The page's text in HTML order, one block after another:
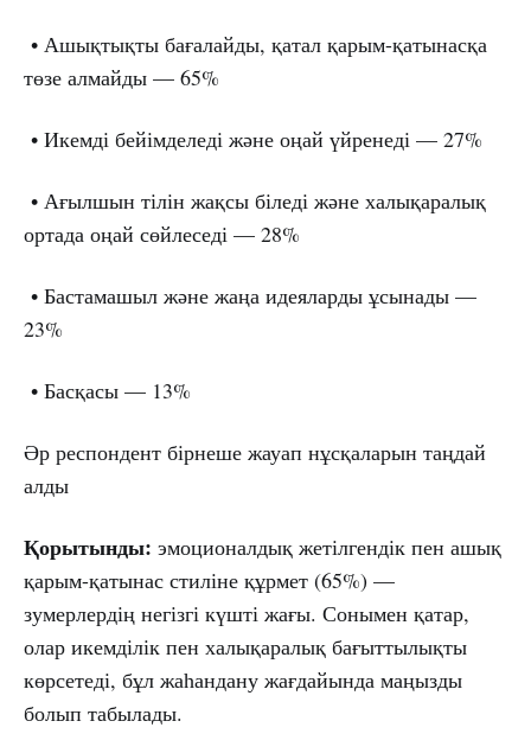
• Ашықтықты бағалайды, қатал қарым-қатынасқа
төзе алмайды — 65%
• Икемді бейімделеді және оңай үйренеді — 27%
• Ағылшын тілін жақсы біледі және халықаралық
ортада оңай сөйлеседі — 28%
• Бастамашыл және жаңа идеяларды ұсынады —
23%
• Басқасы — 13%
Әр респондент бірнеше жауап нұсқаларын таңдай
алды
Қорытынды: эмоционалдық жетілгендік пен ашық
қарым-қатынас стиліне құрмет (65%) —
зумерлердің негізгі күшті жағы. Сонымен қатар,
олар икемділік пен халықаралық бағыттылықты
көрсетеді, бұл жаһандану жағдайында маңызды
болып табылады.